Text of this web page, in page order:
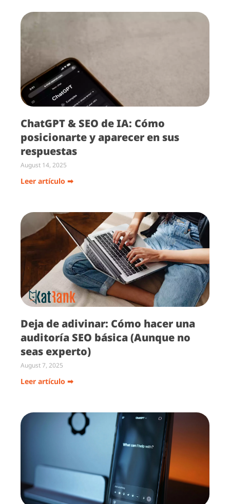
ChatGPT & SEO de IA: Cómo
posicionarte y aparecer en sus
respuestas
August 14, 2025
Leer artículo ➡
Deja de adivinar: Cómo hacer una
auditoría SEO básica (Aunque no
seas experto)
August 7, 2025
Leer artículo ➡